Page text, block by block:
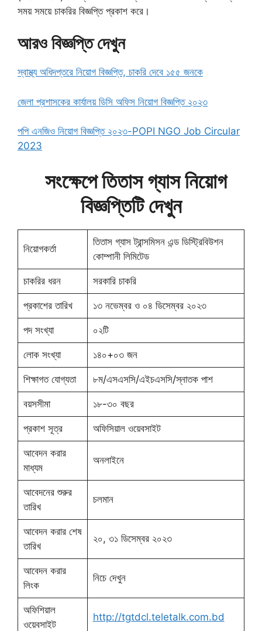
সময় সময়ে চাকরির বিজ্ঞপ্তি প্রকাশ করে।
আরও বিজ্ঞপ্তি দেখুন
স্বাস্থ্য অধিদপ্তরে নিয়োগ বিজ্ঞপ্তি, চাকরি দেবে ১৫৫ জনকে
জেলা প্রশাসকের কার্যালয় ডিসি অফিস নিয়োগ বিজ্ঞপ্তি ২০২৩
পপি এনজিও নিয়োগ বিজ্ঞপ্তি ২০২৩-POPI NGO Job Circular
2023
সংক্ষেপে তিতাস গ্যাস নিয়োগ
বিজ্ঞপ্তিটি দেখুন
নিয়োগকর্তা
তিতাস গ্যাস ট্রান্সমিসন এন্ড ডিস্ট্রিবিউশন
কোম্পানী লিমিটেড
চাকরির ধরন সরকারি চাকরি
প্রকাশের তারিখ ১৩ নভেম্বর ও ০৪ ডিসেম্বর ২০২৩
পদ সংখ্যা ০২টি
লোক সংখ্যা ১৪০+০৩ জন
শিক্ষাগত যোগ্যতা ৮ম/এসএসসি/এইচএসসি/স্নাতক পাশ
বয়সসীমা ১৮-৩০ বছর
প্রকাশ সূত্র অফিসিয়াল ওয়েবসাইট
আবেদন করার
মাধ্যম
অনলাইনে
আবেদনের শুরুর
তারিখ
চলমান
আবেদন করার শেষ
তারিখ
২০, ৩১ ডিসেম্বর ২০২৩
আবেদন করার
লিংক
নিচে দেখুন
অফিশিয়াল
ওয়েবসাইট
http://tgtdcl.teletalk.com.bd